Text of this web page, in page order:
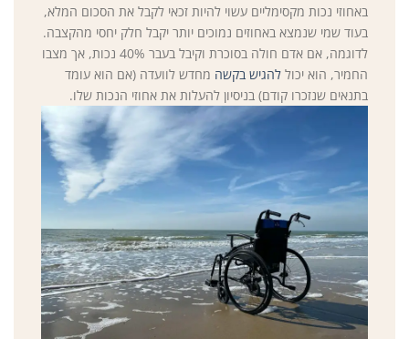
באחוזי נכות מקסימליים עשוי להיות זכאי לקבל את הסכום המלא,
בעוד שמי שנמצא באחוזים נמוכים יותר יקבל חלק יחסי מהקצבה.
לדוגמה, אם אדם חולה בסוכרת וקיבל בעבר 40% נכות, אך מצבו
החמיר, הוא יכול להגיש בקשה מחדש לוועדה (אם הוא עומד
בתנאים שנזכרו קודם) בניסיון להעלות את אחוזי הנכות שלו.